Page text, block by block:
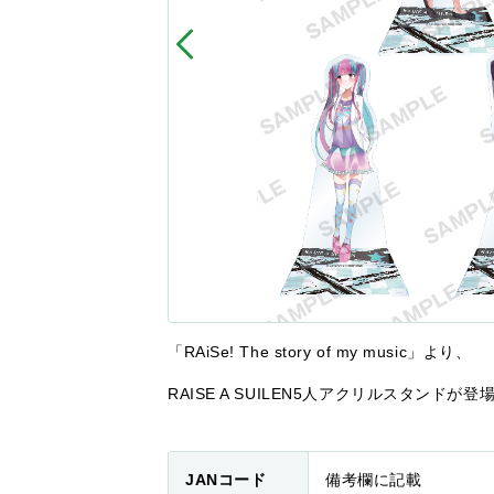
「RAiSe! The story of my music」より、
RAISE A SUILEN5人アクリルスタンドが登
JANコード 備考欄に記載